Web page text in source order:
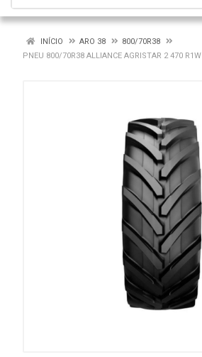
INÍCIO ARO 38
800/70R38
PNEU 800/70R38 ALLIANCE AGRISTAR 2 470 R1W